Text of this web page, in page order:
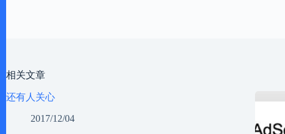
相关文章
还有人关心
2017/12/04